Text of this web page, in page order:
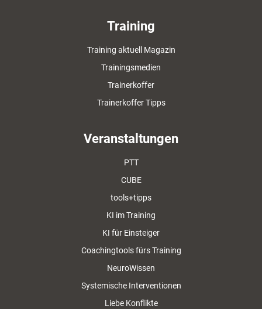
Training
Training aktuell Magazin
Trainingsmedien
Trainerkoffer
Trainerkoffer Tipps
Veranstaltungen
PTT
CUBE
tools+tipps
KI im Training
KI für Einsteiger
Coachingtools fürs Training
NeuroWissen
Systemische Interventionen
Liebe Konflikte